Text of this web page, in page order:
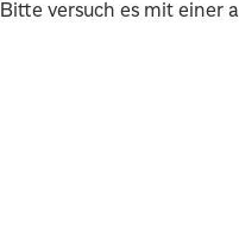
Bitte versuch es mit einer